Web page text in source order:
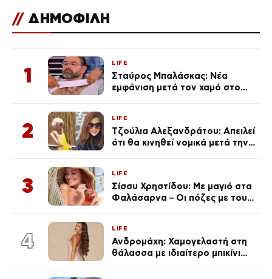
// ΔΗΜΟΦΙΛΗ
1
LIFE
Σταύρος Μπαλάσκας: Νέα
εμφάνιση μετά τον χαμό στο
2
LIFE
Τζούλια Αλεξανδράτου: Απειλεί
ότι θα κινηθεί νομικά μετά την
3
LIFE
Σίσσυ Χρηστίδου: Με μαγιό στα
Φαλάσαρνα – Οι πόζες με τους
4
LIFE
Ανδρομάχη: Χαμογελαστή στη
θάλασσα με ιδιαίτερο μπικίνι